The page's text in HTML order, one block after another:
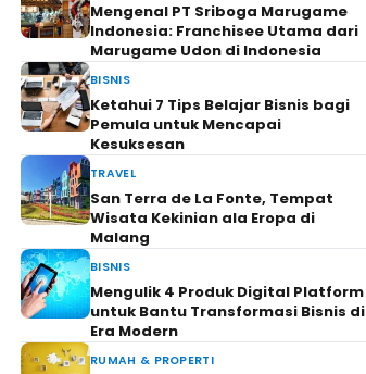
Mengenal PT Sriboga Marugame
Indonesia: Franchisee Utama dari
Marugame Udon di Indonesia
BISNIS
Ketahui 7 Tips Belajar Bisnis bagi
Pemula untuk Mencapai
Kesuksesan
TRAVEL
San Terra de La Fonte, Tempat
Wisata Kekinian ala Eropa di
Malang
BISNIS
Mengulik 4 Produk Digital Platform
untuk Bantu Transformasi Bisnis di
Era Modern
RUMAH & PROPERTI